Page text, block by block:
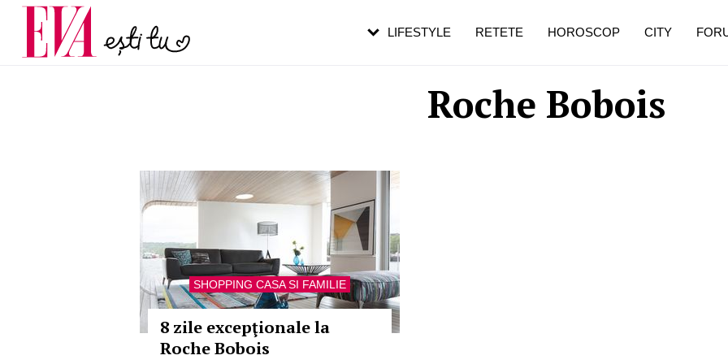
Roche Bobois
SHOPPING CASA SI FAMILIE
8 zile excepţionale la
Roche Bobois
LIFESTYLE RETETE HOROSCOP CITY
Carieră
Actualitate
pe măsură ce înaintezi în vârstă
de dureroasă este investigația